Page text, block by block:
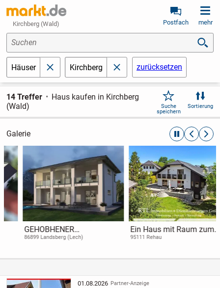
Kirchberg (Wald) Postfach mehr
Suchen
Häuser schließenKirchberg schließenzurücksetzen
14 Treffer
Haus kaufen in Kirchberg
(Wald)
Suche
speichern
Sortierung
Galerie automatische
GEHOBHENER
WOHNKOMFORT AUF
86899 Landsberg (Lech)
Ein Haus mit Raum zum
Leben - großzügiges
Gartenidylle in Rehau
95111 Rehau
01.08.2026 Partner-Anzeige